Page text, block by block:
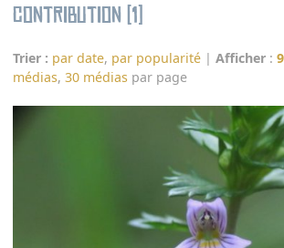
Contribution (1)
Trier : par date, par popularité |Afficher :
médias,30 médias par page